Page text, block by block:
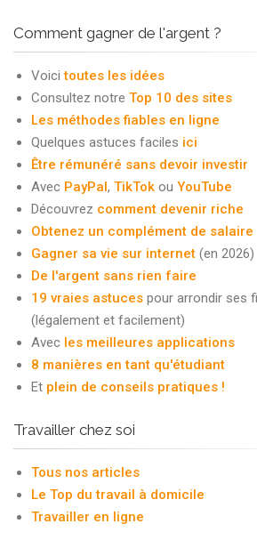
Comment gagner de l'argent ?
Voicitoutes les idées
Consultez notre Top 10 des sites
Les méthodes fiables en ligne
Quelques astuces faciles ici
Être rémunéré sans devoir investir
Avec PayPal, TikTok ou YouTube
Découvrez comment devenir riche
Obtenez un complément de salaire
Gagner sa vie sur internet (en 2026)
De l'argent sans rien faire
19 vraies astuces pour arrondir ses
(légalement et facilement)
Avec les meilleures applications
8 manières en tant qu'étudiant
Et plein de conseils pratiques !
Travailler chez soi
Tous nos articles
Le Top du travail à domicile
Travailler en ligne